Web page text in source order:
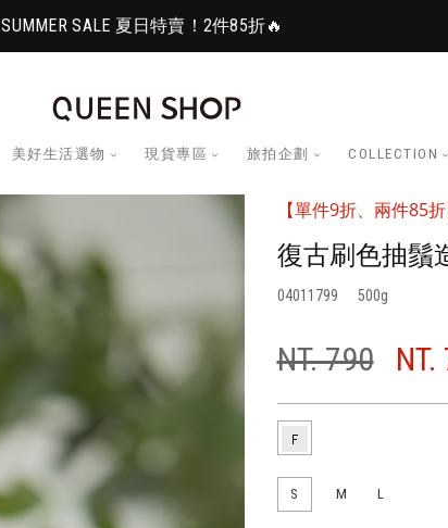
SUMMER SALE 夏日特賣！2件85折🔥
美好生活選物 現貨專區 旅拍企劃 COLLECTION
【單件9折、兩件85折
復古刷色抽鬚
04011799 500
NT. 790 NT.
S M L